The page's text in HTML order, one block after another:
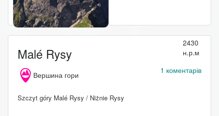
Malé Rysy
2430
н.р.м
Вершина гори
1 коментарів
Szczyt góry Malé Rysy / Niżnie Rysy